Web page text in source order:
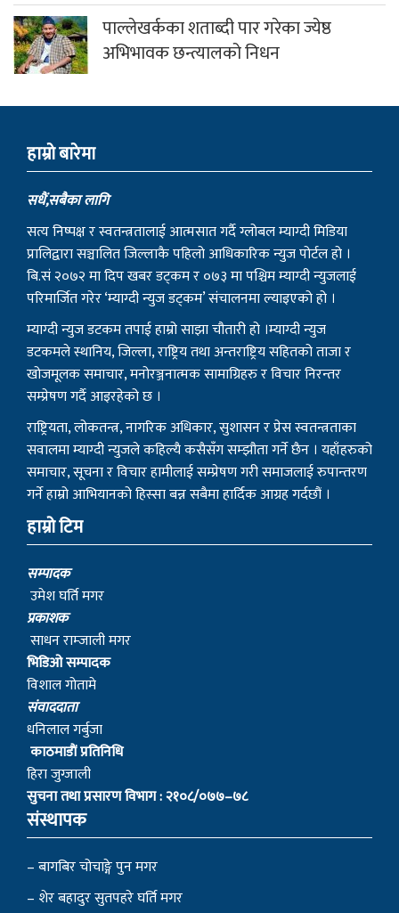
पाल्लेखर्कका शताब्दी पार गरेका ज्येष्ठ
अभिभावक छन्त्यालको निधन
हाम्राे बारेमा
सधैं,सबैका लागि
सत्य निष्पक्ष र स्वतन्त्रतालाई आत्मसात गर्दै ग्लोबल म्याग्दी मिडिया
प्रालिद्वारा सञ्चालित जिल्लाकै पहिलो आधिकारिक न्युज पोर्टल हो ।
बि.सं २०७२ मा दिप खबर डट्कम र ०७३ मा पश्चिम म्याग्दी न्युजलाई
परिमार्जित गरेर ‘म्याग्दी न्युज डट्कम’ संचालनमा ल्याइएको हो ।
म्याग्दी न्युज डटकम तपाई हाम्रो साझा चौतारी हो ।म्याग्दी न्युज
डटकमले स्थानिय, जिल्ला, राष्ट्रिय तथा अन्तराष्ट्रिय सहितको ताजा र
खोजमूलक समाचार, मनोरञ्जनात्मक सामाग्रिहरु र विचार निरन्तर
सम्प्रेषण गर्दै आइरहेको छ ।
राष्ट्रियता, लोकतन्त्र, नागरिक अधिकार, सुशासन र प्रेस स्वतन्त्रताका
सवालमा म्याग्दी न्युजले कहिल्यै कसैसँग सम्झौता गर्ने छैन । यहाँहरुको
समाचार, सूचना र विचार हामीलाई सम्प्रेषण गरी समाजलाई रुपान्तरण
गर्ने हाम्रो आभियानको हिस्सा बन्न सबैमा हार्दिक आग्रह गर्दछौं ।
हाम्रो टिम
सम्पादक
उमेश घर्ति मगर
प्रकाशक
साधन राम्जाली मगर
भिडिओ सम्पादक
विशाल गोतामे
स‌ंवाददाता
धनिलाल गर्बुजा
काठमाडाैं प्रतिनिधि
हिरा जुग्जाली
सुचना तथा प्रसारण विभाग : २१०८/०७७–७८
संस्थापक
– बागबिर चोचाङ्गे पुन मगर
– शेर बहादुर सुतपहरे घर्ति मगर